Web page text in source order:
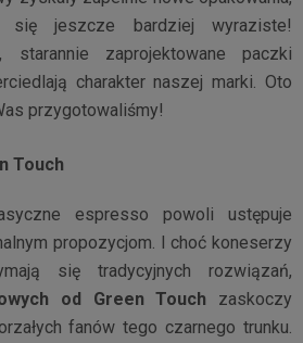
się jeszcze bardziej wyraziste!
starannie zaprojektowane paczki
charakter naszej marki. Oto
przygotowaliśmy!
Touch
espresso powoli ustępuje
propozycjom. I choć koneserzy
się tradycyjnych rozwiązań,
od Green Touch zaskoczy
fanów tego czarnego trunku.